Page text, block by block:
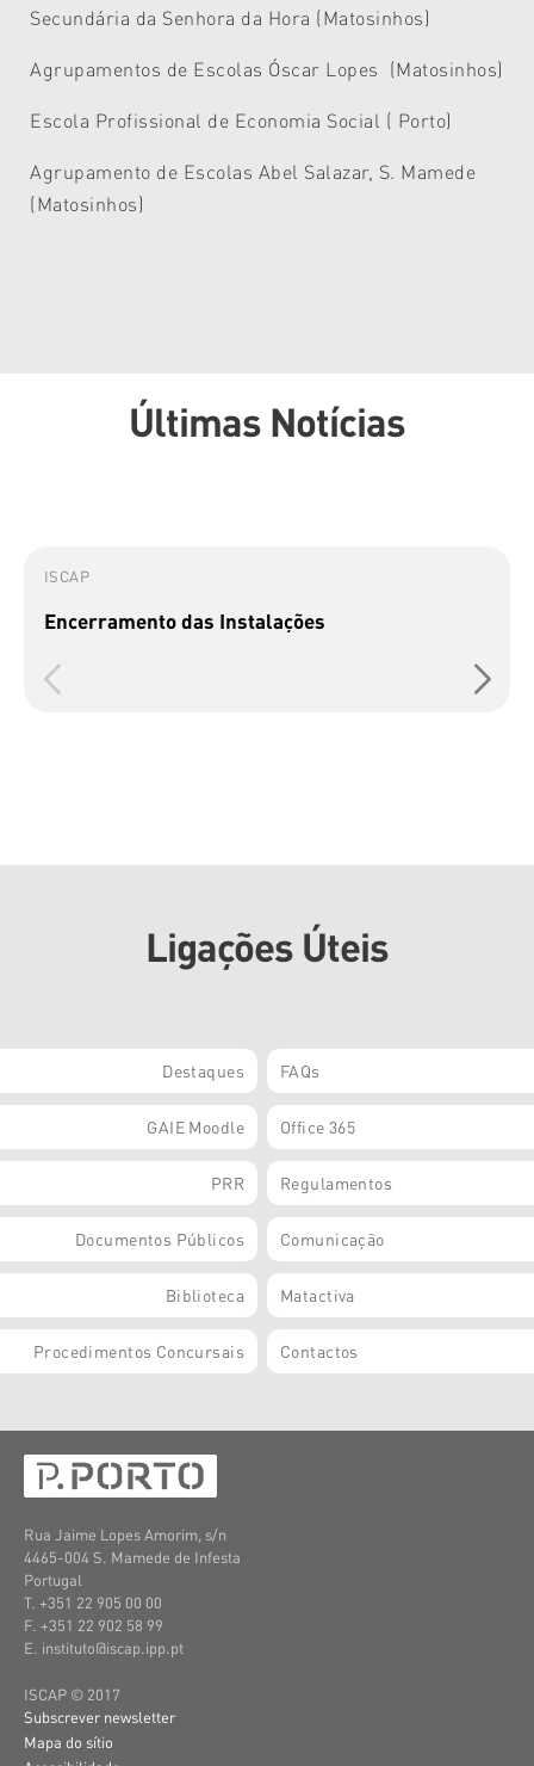
Secundária da Senhora da Hora (Matosinhos)
Agrupamentos de Escolas Óscar Lopes (Matosinhos)
Escola Profissional de Economia Social ( Porto)
Agrupamento de Escolas Abel Salazar, S. Mamede
(Matosinhos)
Últimas Notícias
ISCAP
Encerramento das Instalações
Ligações Úteis
Destaques FAQs
GAIE Moodle Office 365
PRR Regulamentos
Documentos Públicos Comunicação
Biblioteca Matactiva
Procedimentos Concursais Contactos
Rua Jaime Lopes Amorim, s/n
4465-004 S. Mamede de Infesta
Portugal
T. +351 22 905 00 00
F. +351 22 902 58 99
E. instituto@iscap.ipp.pt
ISCAP © 2017
Subscrever newsletter
Mapa do sítio